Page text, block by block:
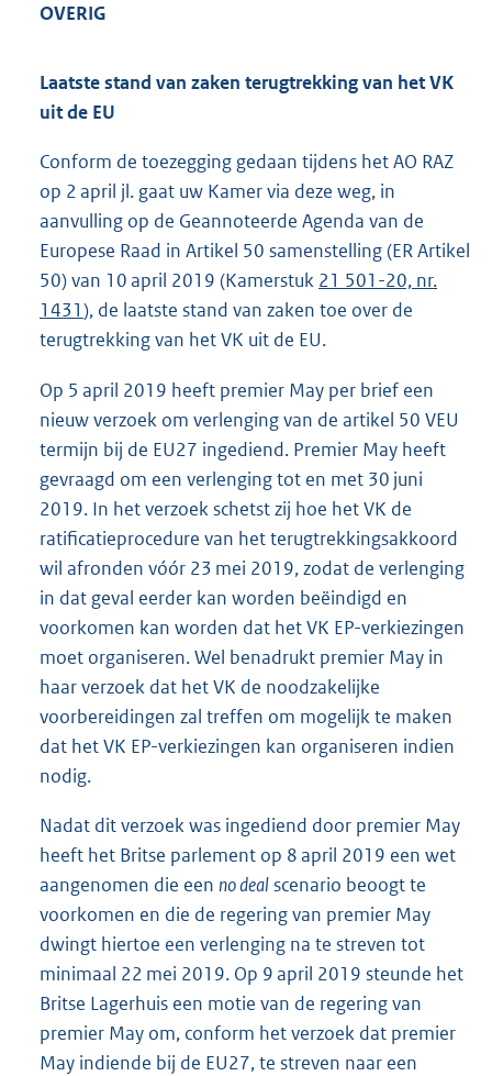
OVERIG
Laatste stand van zaken terugtrekking van het VK
uit de EU
Conform de toezegging gedaan tijdens het AO RAZ
op 2 april jl. gaat uw Kamer via deze weg, in
aanvulling op de Geannoteerde Agenda van de
Europese Raad in Artikel 50 samenstelling (ER Artikel
50) van 10 april 2019 (Kamerstuk 21 501-20, nr.
1431), de laatste stand van zaken toe over de
terugtrekking van het VK uit de EU.
Op 5 april 2019 heeft premier May per brief een
nieuw verzoek om verlenging van de artikel 50 VEU
termijn bij de EU27 ingediend. Premier May heeft
gevraagd om een verlenging tot en met 30 juni
2019. In het verzoek schetst zij hoe het VK de
ratificatieprocedure van het terugtrekkingsakkoord
wil afronden vóór 23 mei 2019, zodat de verlenging
in dat geval eerder kan worden beëindigd en
voorkomen kan worden dat het VK EP-verkiezingen
moet organiseren. Wel benadrukt premier May in
haar verzoek dat het VK de noodzakelijke
voorbereidingen zal treffen om mogelijk te maken
dat het VK EP-verkiezingen kan organiseren indien
nodig.
Nadat dit verzoek was ingediend door premier May
heeft het Britse parlement op 8 april 2019 een wet
aangenomen die een no dealscenario beoogt te
voorkomen en die de regering van premier May
dwingt hiertoe een verlenging na te streven tot
minimaal 22 mei 2019. Op 9 april 2019 steunde het
Britse Lagerhuis een motie van de regering van
premier May om, conform het verzoek dat premier
May indiende bij de EU27, te streven naar een